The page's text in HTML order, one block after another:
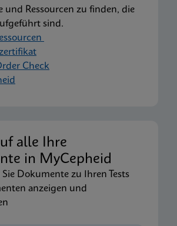
und Ressourcen zu finden, die
sind.
Check
alle Ihre
in MyCepheid
Dokumente zu Ihren Tests
anzeigen und